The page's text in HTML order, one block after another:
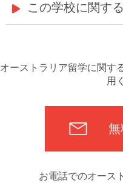
この学校に関す
オーストラリア留学に関す
用
無
お電話でのオース